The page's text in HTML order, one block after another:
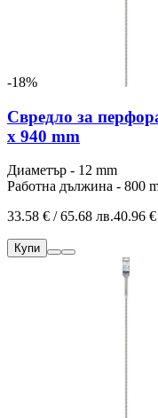
-18%
Свредло за
x 940 mm
Диаметър - 12 mm
Работна дължина - 800
33.58 € / 65.68 лв.40.96
Купи